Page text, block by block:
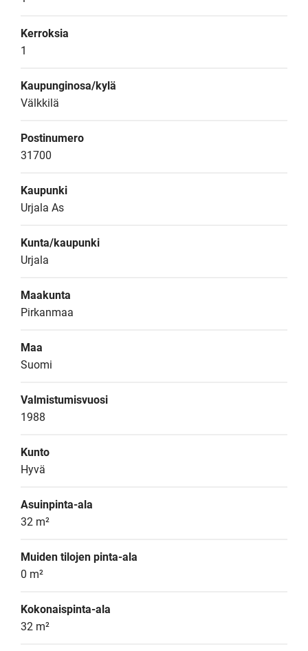
Kerroksia
1
Kaupunginosa/kylä
Välkkilä
Postinumero
31700
Kaupunki
Urjala As
Kunta/kaupunki
Urjala
Maakunta
Pirkanmaa
Maa
Suomi
Valmistumisvuosi
1988
Kunto
Hyvä
Asuinpinta-ala
32 m²
Muiden tilojen pinta-ala
0 m²
Kokonaispinta-ala
32 m²